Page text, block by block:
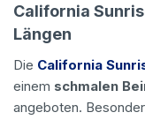
California
Längen
Die California
einem schmalen
angeboten.